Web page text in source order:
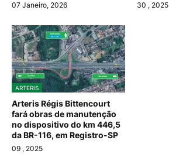
07 Janeiro, 2026 30 , 2025
ARTERIS
Arteris Régis Bittencourt
fará obras de manutenção
no dispositivo do km 446,5
da BR-116, em Registro-SP
09 , 2025